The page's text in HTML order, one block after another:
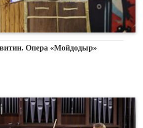
Опера «Мойдодыр»